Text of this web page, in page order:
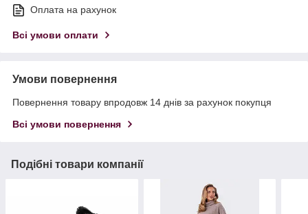
Оплата на рахунок
Всі умови оплати
Умови повернення
Повернення товару впродовж 14 днів за рахунок покупця
Всі умови повернення
Подібні товари компанії